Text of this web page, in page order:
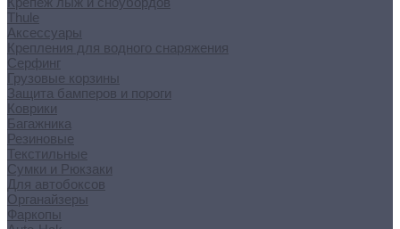
Thule
Аксессуары
Крепления для водного снаряжения
Серфинг
Грузовые корзины
Защита бамперов и пороги
Коврики
Багажника
Резиновые
Текстильные
Сумки и Рюкзаки
Для автобоксов
Органайзеры
Фаркопы